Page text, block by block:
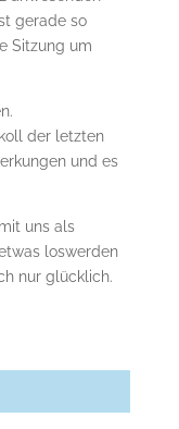
gerade so
Sitzung um
der letzten
und es
uns als
loswerden
nur glücklich.